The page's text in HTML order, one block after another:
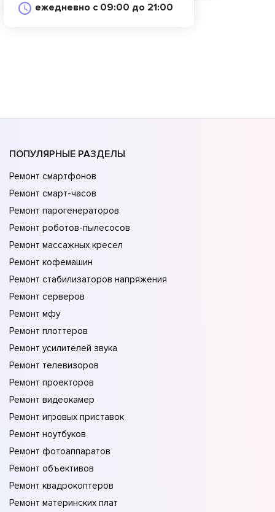
ежедневно с 09:00 до 21:00
ПОПУЛЯРНЫЕ РАЗДЕЛЫ
Ремонт смартфонов
Ремонт смарт-часов
Ремонт парогенераторов
Ремонт роботов-пылесосов
Ремонт массажных кресел
Ремонт кофемашин
Ремонт стабилизаторов напряжения
Ремонт серверов
Ремонт мфу
Ремонт плоттеров
Ремонт усилителей звука
Ремонт телевизоров
Ремонт проекторов
Ремонт видеокамер
Ремонт игровых приставок
Ремонт ноутбуков
Ремонт фотоаппаратов
Ремонт объективов
Ремонт квадрокоптеров
Ремонт материнских плат